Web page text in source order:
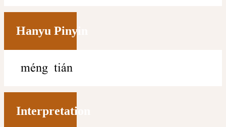
Hanyu Pinyin
méng tián
Interpretation